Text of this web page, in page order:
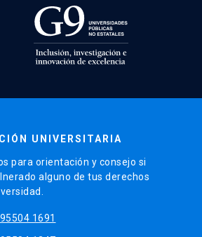
UNIVERSITARIA
para orientación y consejo si
alguno de tus derechos
1691